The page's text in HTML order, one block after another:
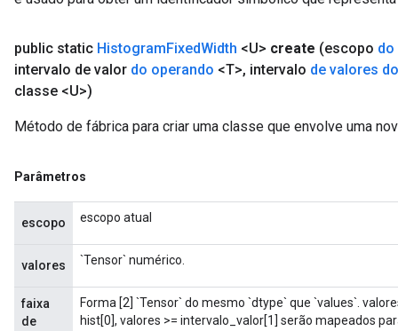
public static HistogramFixedWidth <U> create (escopo
intervalo de valor do operando <T>, intervalo de valores
classe <U>)
Método de fábrica para criar uma classe que envolve uma
Parâmetros
escopo escopo atual
valores `Tensor` numérico.
faixa
de
Forma [2] `Tensor` do mesmo `dtype` que `values`.
hist[0], valores >= intervalo_valor[1] serão mapeados